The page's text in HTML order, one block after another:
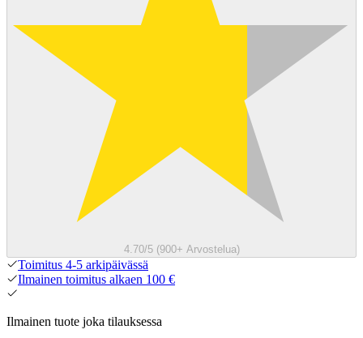
4.70/5 (900+ Arvostelua)
Toimitus 4-5 arkipäivässä
Ilmainen toimitus alkaen 100 €
Ilmainen tuote joka tilauksessa